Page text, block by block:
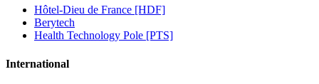
Hôtel-Dieu de France [HDF]
Berytech
Health Technology Pole [PTS]
International